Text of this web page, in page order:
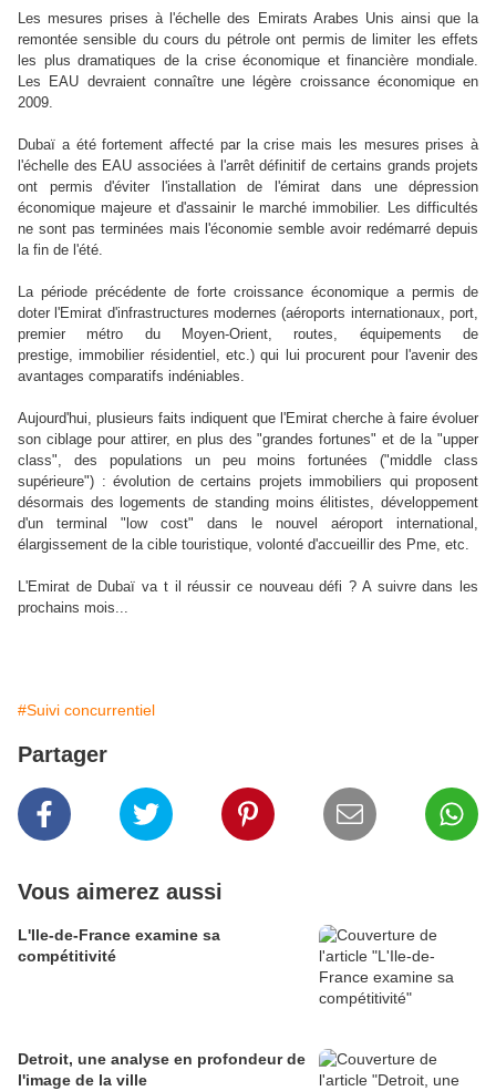
Les mesures prises à l'échelle des Emirats Arabes Unis ainsi que la
remontée sensible du cours du pétrole ont permis de limiter les effets
les plus dramatiques de la crise économique et financière mondiale.
Les EAU devraient connaître une légère croissance économique en
2009.
Dubaï a été fortement affecté par la crise mais les mesures prises à
l'échelle des EAU associées à l'arrêt définitif de certains grands projets
ont permis d'éviter l'installation de l'émirat dans une dépression
économique majeure et d'assainir le marché immobilier. Les difficultés
ne sont pas terminées mais l'économie semble avoir redémarré depuis
la fin de l'été.
La période précédente de forte croissance économique a permis de
doter l'Emirat d'infrastructures modernes (aéroports internationaux, port,
premier métro du Moyen-Orient, routes, équipements de
prestige, immobilier résidentiel, etc.) qui lui procurent pour l'avenir des
avantages comparatifs indéniables.
Aujourd'hui, plusieurs faits indiquent que l'Emirat cherche à faire évoluer
son ciblage pour attirer, en plus des "grandes fortunes" et de la "upper
class", des populations un peu moins fortunées ("middle class
supérieure") : évolution de certains projets immobiliers qui proposent
désormais des logements de standing moins élitistes, développement
d'un terminal "low cost" dans le nouvel aéroport international,
élargissement de la cible touristique, volonté d'accueillir des Pme, etc.
L'Emirat de Dubaï va t il réussir ce nouveau défi ? A suivre dans les
prochains mois...
#Suivi concurrentiel
Partager
Vous aimerez aussi
L'Ile-de-France examine sa
compétitivité
Detroit, une analyse en profondeur de
l'image de la ville